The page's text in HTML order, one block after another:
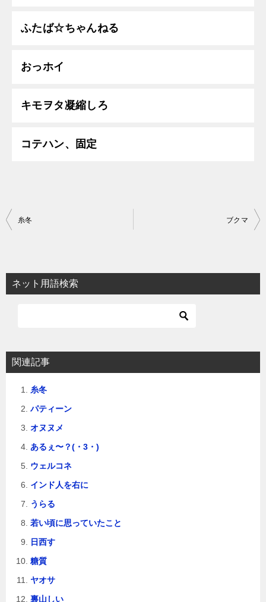
ふたば☆ちゃんねる
おっホイ
キモヲタ凝縮しろ
コテハン、固定
投
ビ
ゲ
ョ
ン
糸冬 ブクマ
ネット用語検索
関連記事
糸冬
パティーン
オヌヌメ
あるぇ〜？(・3・)
ウェルコネ
インド人を右に
うらる
若い頃に思っていたこと
日西す
糖質
ヤオサ
裏山しい